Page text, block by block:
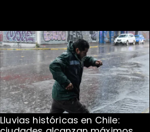
Lluvias históricas en Chile: